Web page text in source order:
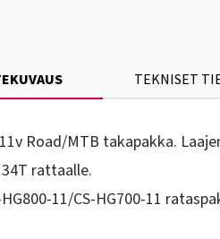
TEKNISET
11v Road/MTB takapakka.
rattaalle.
11/CS-HG700-11